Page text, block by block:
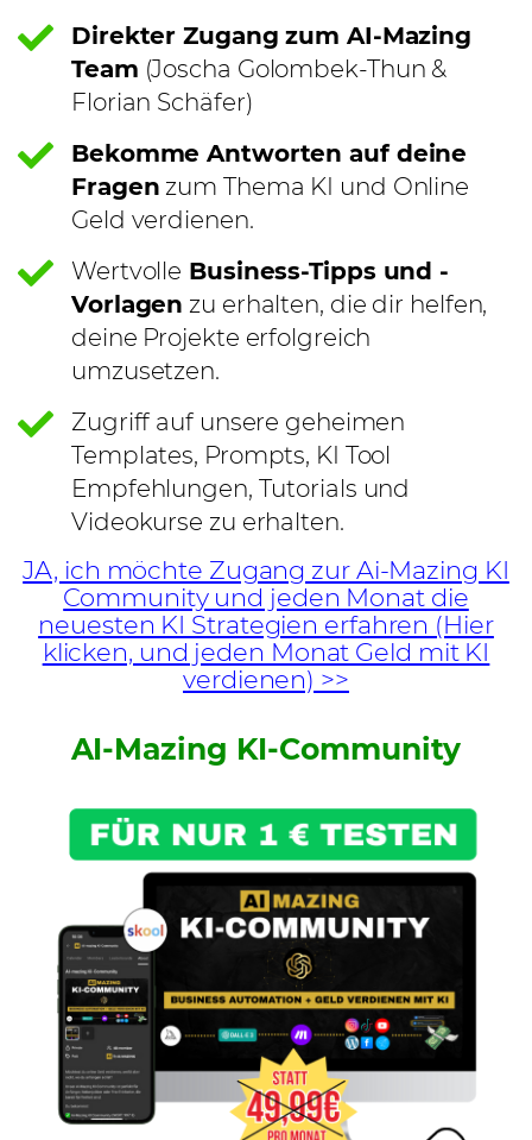
Direkter Zugang zum AI-Mazing
Team (Joscha Golombek-Thun &
Florian Schäfer)
Bekomme Antworten auf deine
Fragen zum Thema KI und Online
Geld verdienen.
Wertvolle Business-Tipps und -
Vorlagen zu erhalten, die dir helfen,
deine Projekte erfolgreich
umzusetzen.
Zugriff auf unsere geheimen
Templates, Prompts, KI Tool
Empfehlungen, Tutorials und
Videokurse zu erhalten.
JA, ich möchte Zugang zur Ai-Mazing KI
Community und jeden Monat die
neuesten KI Strategien erfahren (Hier
klicken, und jeden Monat Geld mit KI
verdienen) >>
AI-Mazing KI-Community